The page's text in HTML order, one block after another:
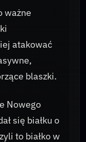
ważne
atakować
blaszki.
Nowego
się białku o
to białko w